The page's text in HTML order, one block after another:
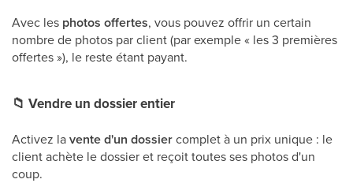
Avec les photos offertes, vous pouvez offrir un certain
nombre de photos par client (par exemple « les 3 premières
offertes »), le reste étant payant.
📁 Vendre un dossier entier
Activez lavente d'un dossiercomplet à un prix unique : le
client achète le dossier et reçoit toutes ses photos d'un
coup.